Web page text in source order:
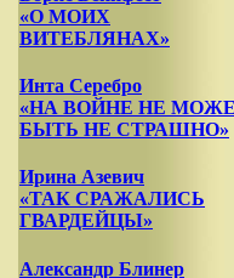
«О МОИХ
ВИТЕБЛЯНАХ»
Инта Серебро
«НА ВОЙНЕ НЕ
БЫТЬ НЕ СТРАШНО»
Ирина Азевич
«ТАК СРАЖАЛИСЬ
ГВАРДЕЙЦЫ»
Александр Блинер